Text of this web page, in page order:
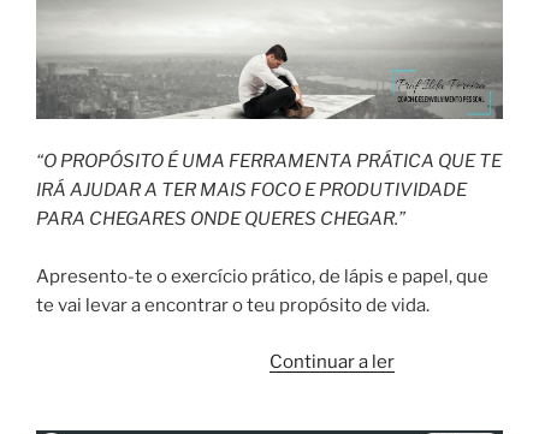
“O PROPÓSITO É UMA FERRAMENTA PRÁTICA QUE TE
IRÁ AJUDAR A TER MAIS FOCO E PRODUTIVIDADE
PARA CHEGARES ONDE QUERES CHEGAR.”
Apresento-te o exercício prático, de lápis e papel, que
te vai levar a encontrar o teu propósito de vida.
Continuar a ler“Encontra